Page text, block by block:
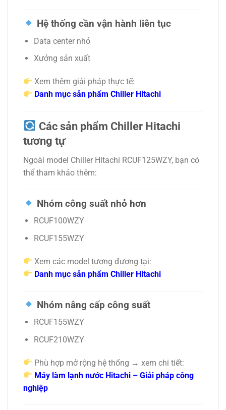
Hệ thống cần vận hành liên tục
Data center nhỏ
Xưởng sản xuất
Xem thêm giải pháp thực tế:
Danh mục sản phẩm Chiller Hitachi
Các sản phẩm Chiller Hitachi
tương tự
Ngoài model Chiller Hitachi RCUF125WZY, bạn có
thể tham khảo thêm:
Nhóm công suất nhỏ hơn
RCUF100WZY
RCUF155WZY
Xem các model tương đương tại:
Danh mục sản phẩm Chiller Hitachi
Nhóm nâng cấp công suất
RCUF155WZY
RCUF210WZY
Phù hợp mở rộng hệ thống → xem chi tiết:
Máy làm lạnh nước Hitachi – Giải pháp công
nghiệp